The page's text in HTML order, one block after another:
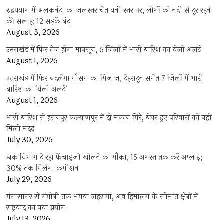
रुद्रप्रयाग में अलकनंदा का जलस्तर चेतावनी स्तर पर, लोगों को नदी से दूर रहने
की सलाह; 12 सड़कें बंद
August 3, 2026
उत्तराखंड में फिर तेज होगा मानसून, 6 जिलों में भारी बारिश का येलो अलर्ट
August 1, 2026
उत्तराखंड में फिर बदलेगा मौसम का मिजाज, देहरादून समेत 7 जिलों में भारी
बारिश का ‘येलो अलर्ट’
August 1, 2026
भारी बारिश से हसनपुर कल्याणपुर में दो मकान गिरे, बेघर हुए परिवारों को नहीं
मिली मदद
July 30, 2026
डाक विभाग दे रहा फ्रेंचाइजी खोलने का मौका, 15 अगस्त तक करें अप्लाई;
30% तक मिलेगा कमीशन
July 29, 2026
गंगासागर से गंगोत्री तक भगवा लहराया, अब हिमालय के सीमांत क्षेत्रों में
राष्ट्रवाद का नया प्रयोग